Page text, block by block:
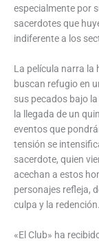
especialmente por
sacerdotes que
indiferente a los
La película narra la
buscan refugio en
sus pecados bajo
la llegada de un
eventos que
tensión se
sacerdote, quien
acechan a estos
personajes refleja,
culpa y la redención.
«El Club» ha